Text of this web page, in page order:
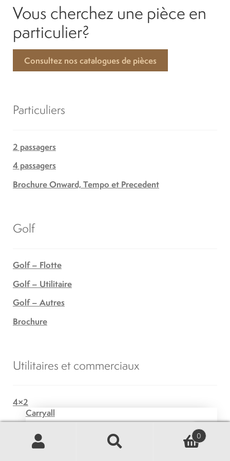
Vous cherchez une pièce en
particulier?
Consultez nos catalogues de pièces
Particuliers
2 passagers
4 passagers
Brochure Onward, Tempo et Precedent
Golf
Golf – Flotte
Golf – Utilitaire
Golf – Autres
Brochure
Utilitaires et commerciaux
4×2
Carryall
XRT
Recherche
Recherche
0